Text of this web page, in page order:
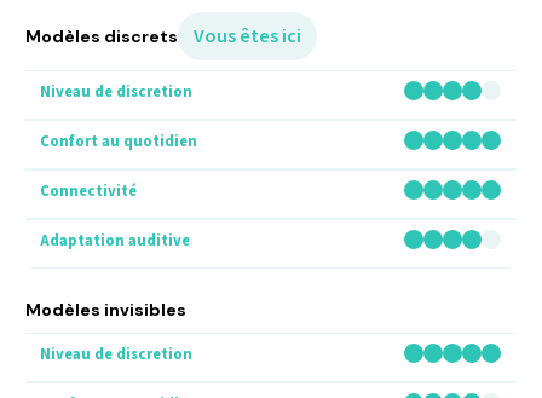
Modèles discrets Vous êtes ici
Modèles invisibles